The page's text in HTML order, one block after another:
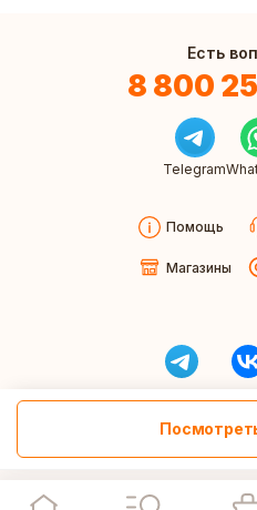
Есть
8 800
Telegram
Помощь
Магазины